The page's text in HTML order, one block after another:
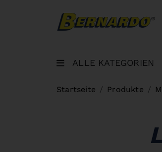
ALLE KATEGORIEN
Startseite Produkte